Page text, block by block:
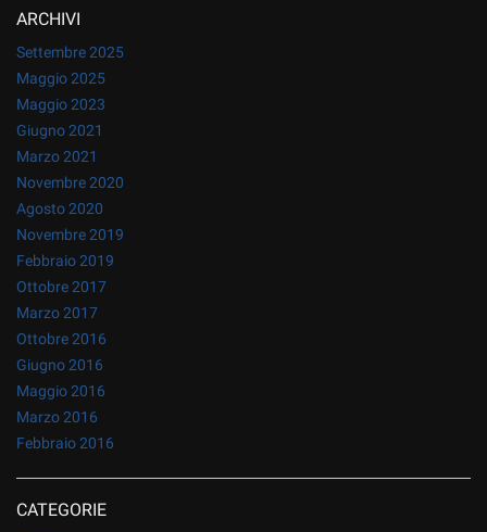
ARCHIVI
Settembre 2025
Maggio 2025
Maggio 2023
Giugno 2021
Marzo 2021
Novembre 2020
Agosto 2020
Novembre 2019
Febbraio 2019
Ottobre 2017
Marzo 2017
Ottobre 2016
Giugno 2016
Maggio 2016
Marzo 2016
Febbraio 2016
CATEGORIE
impostazioni